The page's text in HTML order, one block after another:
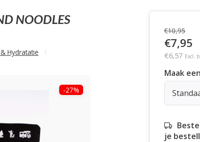
NOODLES
Hydratatie
-27%
€10,95
€7,95
€6,57 Excl.
Maak
je